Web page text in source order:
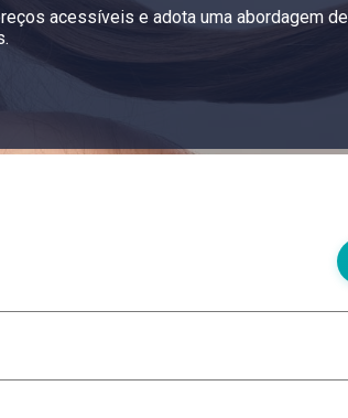
acessíveis e adota uma abordagem de